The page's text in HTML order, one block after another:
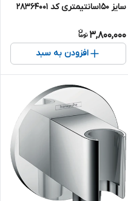
سایز 150سانتیمتری کد 28364001
3,800,000
افزودن به سبد